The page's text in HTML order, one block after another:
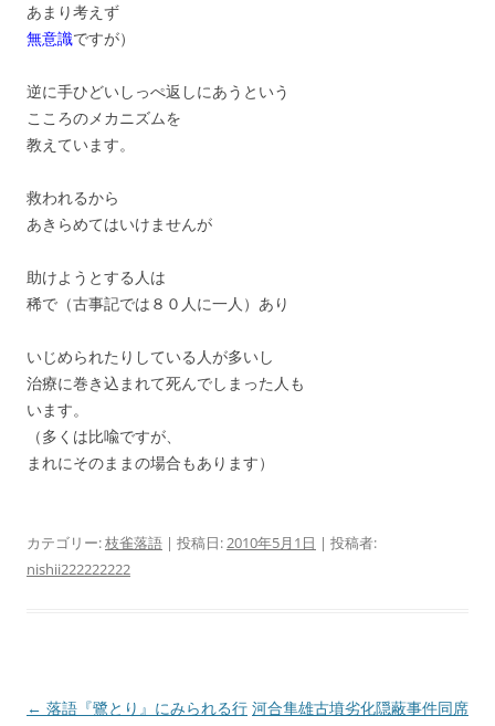
あまり考えず
無意識ですが）
逆に手ひどいしっぺ返しにあうという
こころのメカニズムを
教えています。
救われるから
あきらめてはいけませんが
助けようとする人は
稀で（古事記では８０人に一人）あり
いじめられたりしている人が多いし
治療に巻き込まれて死んでしまった人も
います。
（多くは比喩ですが、
まれにそのままの場合もあります）
カテゴリー:枝雀落語 | 投稿日:2010年5月1日 | 投稿者:
nishii222222222
投
← 落語『鷺とり』にみられる行 河合隼雄古墳劣化隠蔽事件同席